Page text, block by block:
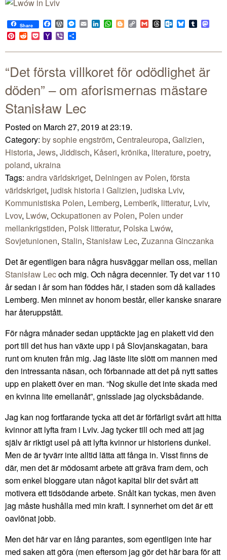
Share Facebook
WordPress
Messenger
EmailLinkedIn
WhatsApp
BloggerCopy
Link
GmailThreadsOutlook.com
BlueskyTumblr
Pinterest
RedditPocketYahoo
Mail
Viber
“Det första villkoret för odödlighet är
döden” – om aforismernas mästare
Stanisław Lec
Posted on March 27, 2019 at 23:19.
Category: by sophie engström, Centraleuropa, Galizien,
Historia, Jews, Jiddisch, Kåseri, krönika, literature, poetry,
poland, ukraina
Tags: andra världskriget, Delningen av Polen, första
världskriget, judisk historia i Galizien, judiska Lviv,
Kommunistiska Polen, Lemberg, Lemberik, litteratur, Lviv,
Lvov, Lwów, Ockupationen av Polen, Polen under
mellankrigstiden, Polsk litteratur, Polska Lwów,
Sovjetunionen, Stalin, Stanisław Lec, Zuzanna Ginczanka
Det är egentligen bara några husväggar mellan oss, mellan
Stanisław Lecoch mig. Och några decennier. Ty det var 110
år sedan i år som han föddes här, i staden som då kallades
Lemberg. Men minnet av honom består, eller kanske snarare
har återuppstått.
För några månader sedan upptäckte jag en plakett vid den
port till det hus han växte upp i på Slovjanskagatan, bara
runt om knuten från mig. Jag läste lite slött om mannen med
den intressanta näsan, och förbannade att det på nytt sattes
upp en plakett över en man. “Nog skulle det inte skada med
en kvinna lite emellanåt”, gnisslade jag olycksbådande.
Jag kan nog fortfarande tycka att det är förfärligt svårt att hitta
kvinnor att lyfta fram i Lviv. Jag tycker till och med att jag
själv är riktigt usel på att lyfta kvinnor ur historiens dunkel.
Men de är tyvärr inte alltid lätta att fånga in. Visst finns de
där, men det är mödosamt arbete att gräva fram dem, och
som enkel bloggare utan något kapital blir det svårt att
motivera ett tidsödande arbete. Snålt kan tyckas, men även
jag måste hushålla med min kraft. I synnerhet om det är ett
oavlönat jobb.
Men det här var en lång parantes, som egentligen inte har
med saken att göra (men eftersom jag gör det här bara för att